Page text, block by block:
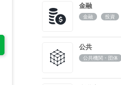
金融
金融 投資
公共
公共機関・団体